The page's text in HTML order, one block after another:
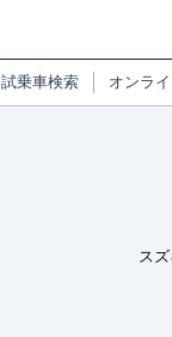
試乗車検索 オンラ
ス